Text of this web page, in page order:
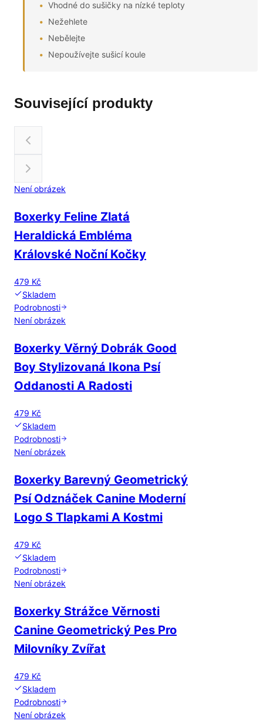
Vhodné do sušičky na nízké teploty
Nežehlete
Nebělejte
Nepoužívejte sušicí koule
Související produkty
Není obrázek
Boxerky Feline Zlatá
Heraldická Embléma
Královské Noční Kočky
479 Kč
Skladem
Podrobnosti
Není obrázek
Boxerky Věrný Dobrák Good
Boy Stylizovaná Ikona Psí
Oddanosti A Radosti
479 Kč
Skladem
Podrobnosti
Není obrázek
Boxerky Barevný Geometrický
Psí Odznáček Canine Moderní
Logo S Tlapkami A Kostmi
479 Kč
Skladem
Podrobnosti
Není obrázek
Boxerky Strážce Věrnosti
Canine Geometrický Pes Pro
Milovníky Zvířat
479 Kč
Skladem
Podrobnosti
Není obrázek